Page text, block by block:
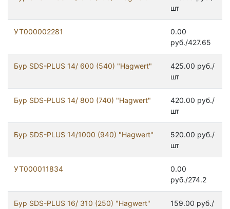
шт
УТ000002281
0.00
руб./427.65
Бур SDS-PLUS 14/ 600 (540) "Hagwert"
425.00 руб./
шт
Бур SDS-PLUS 14/ 800 (740) "Hagwert"
420.00 руб./
шт
Бур SDS-PLUS 14/1000 (940) "Hagwert"
520.00 руб./
шт
УТ000011834
0.00
руб./274.2
Бур SDS-PLUS 16/ 310 (250) "Hagwert"
159.00 руб./